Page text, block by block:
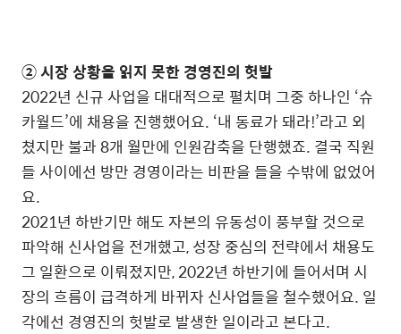
② 시장 상황을 읽지 못한 경영진의 헛발
2022년 신규 사업을 대대적으로 펼치며 그중 하나인 ‘슈
카월드’에 채용을 진행했어요. ‘내 동료가 돼라!’라고 외
쳤지만 불과 8개 월만에 인원감축을 단행했죠. 결국 직원
들 사이에선 방만 경영이라는 비판을 들을 수밖에 없었어
요.
2021년 하반기만 해도 자본의 유동성이 풍부할 것으로
파악해 신사업을 전개했고, 성장 중심의 전략에서 채용도
그 일환으로 이뤄졌지만, 2022년 하반기에 들어서며 시
장의 흐름이 급격하게 바뀌자 신사업들을 철수했어요. 일
각에선 경영진의 헛발로 발생한 일이라고 본다고.